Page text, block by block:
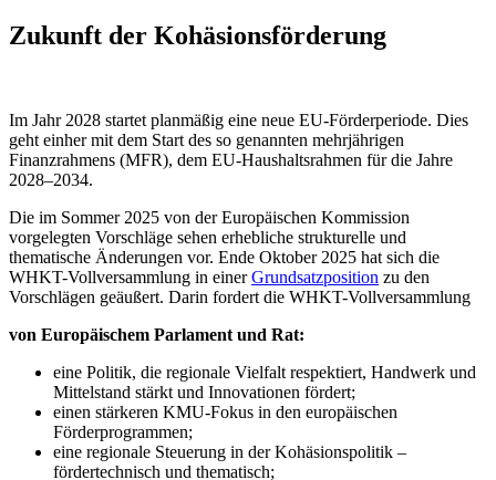
Zukunft der Kohäsionsförderung
Im Jahr 2028 startet planmäßig eine neue EU-Förderperiode. Dies
geht einher mit dem Start des so genannten mehrjährigen
Finanzrahmens (MFR), dem EU-Haushaltsrahmen für die Jahre
2028–2034.
Die im Sommer 2025 von der Europäischen Kommission
vorgelegten Vorschläge sehen erhebliche strukturelle und
thematische Änderungen vor. Ende Oktober 2025 hat sich die
WHKT-Vollversammlung in einerGrundsatzposition zu den
Vorschlägen geäußert. Darin fordert die WHKT-Vollversammlung
von Europäischem Parlament und Rat:
eine Politik, die regionale Vielfalt respektiert, Handwerk und
Mittelstand stärkt und Innovationen fördert;
einen stärkeren KMU-Fokus in den europäischen
Förderprogrammen;
eine regionale Steuerung in der Kohäsionspolitik –
fördertechnisch und thematisch;